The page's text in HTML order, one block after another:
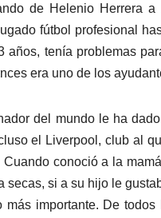
de Helenio Herrera a
fútbol profesional
años, tenía problemas
era uno de los
del mundo le ha
el Liverpool, club al
conoció a la
si a su hijo le
importante. De todos